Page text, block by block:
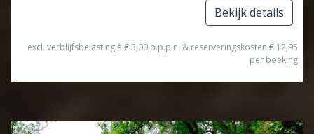
Bekijk details
excl. verblijfsbelasting à € 3,00 p.p.p.n. & reserveringskosten € 12,95
per boeking